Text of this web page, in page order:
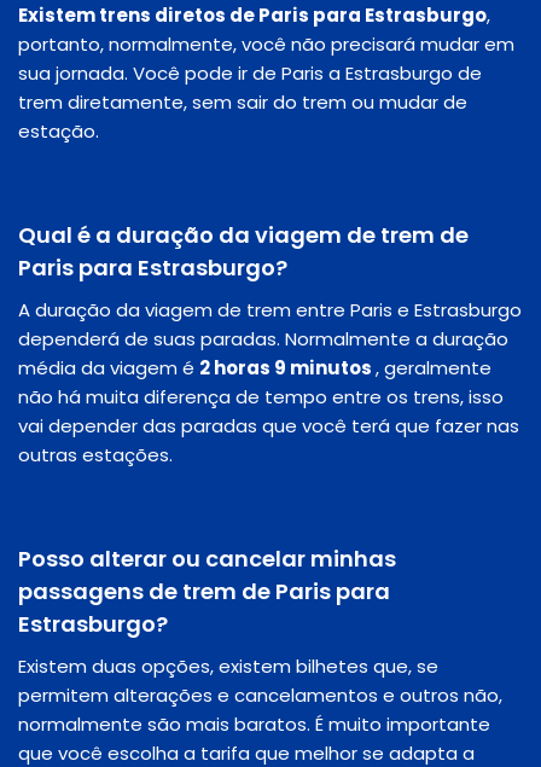
Existem trens diretos de Paris para Estrasburgo,
portanto, normalmente, você não precisará mudar em
sua jornada. Você pode ir de Paris a Estrasburgo de
trem diretamente, sem sair do trem ou mudar de
estação.
Qual é a duração da viagem de trem de
Paris para Estrasburgo?
A duração da viagem de trem entre Paris e Estrasburgo
dependerá de suas paradas. Normalmente a duração
média da viagem é 2 horas 9 minutos, geralmente
não há muita diferença de tempo entre os trens, isso
vai depender das paradas que você terá que fazer nas
outras estações.
Posso alterar ou cancelar minhas
passagens de trem de Paris para
Estrasburgo?
Existem duas opções, existem bilhetes que, se
permitem alterações e cancelamentos e outros não,
normalmente são mais baratos. É muito importante
que você escolha a tarifa que melhor se adapta a